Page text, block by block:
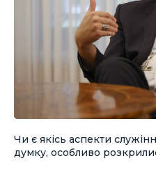
Чи є якісь аспекти
думку, особливо